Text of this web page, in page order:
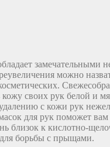
можно
своих рук белой и
с кожи рук
для рук поможет
близок к кислотно-
для борьбы с прыщами.